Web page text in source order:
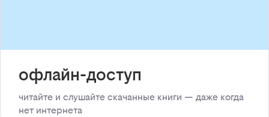
офлайн-доступ
читайте и слушайте скачанные книги — даже когда
нет интернета